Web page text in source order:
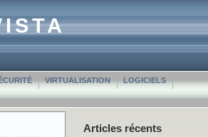
VIRTUALISATION LOGICIELS
Articles récents